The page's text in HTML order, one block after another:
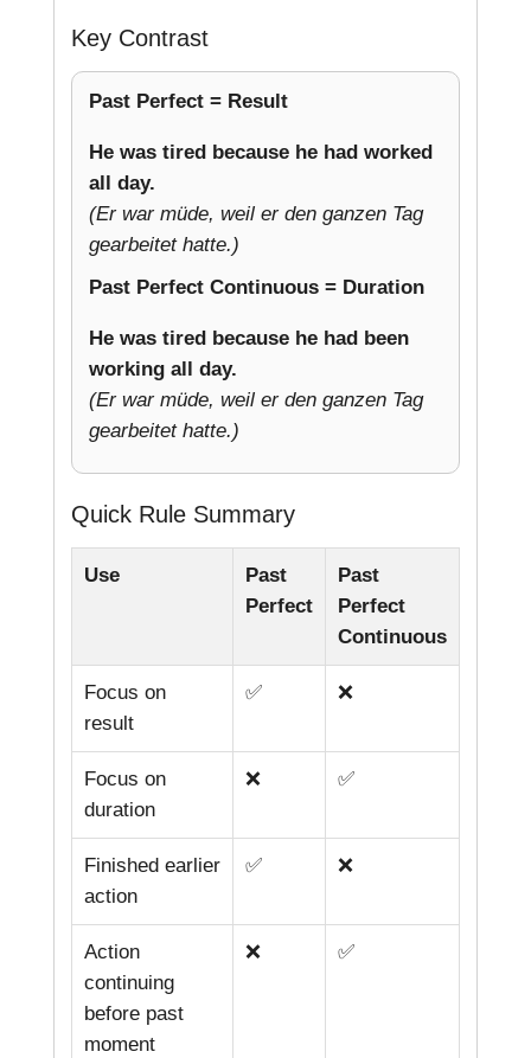
Key Contrast
Past Perfect = Result
He was tired because he had worked
all day.
(Er war müde, weil er den ganzen Tag
gearbeitet hatte.)
Past Perfect Continuous = Duration
He was tired because he had been
working all day.
(Er war müde, weil er den ganzen Tag
gearbeitet hatte.)
Quick Rule Summary
Use
Past
Perfect
Past
Perfect
Continuous
Focus on
result
✅ ❌
Focus on
duration
❌ ✅
Finished earlier
action
✅ ❌
Action
continuing
before past
moment
❌ ✅